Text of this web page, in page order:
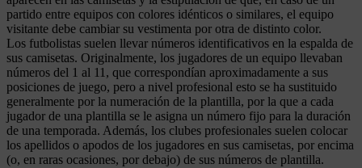
partido entre equipos con colores idénticos o similares, el equipo
visitante debe cambiar su vestimenta por otra de distinto color.
Los futbolistas suelen llevar números identificativos en la espalda de
sus camisetas. Originalmente, los jugadores de un equipo llevaban
números del 1 al 11, que correspondían aproximadamente a sus
posiciones de juego, pero a nivel profesional esto se ha sustituido
generalmente por la numeración de la plantilla, por la que a cada
jugador de una plantilla se le asigna un número fijo para la duración
de una temporada. Además, los clubes profesionales suelen colocar
los apellidos o apodos de los jugadores en sus camisetas, por encima
(o, en raras ocasiones, por debajo) de sus números de plantilla.